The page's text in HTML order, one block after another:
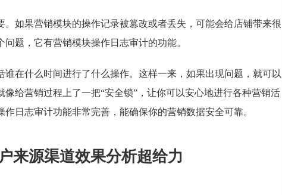
如果营销模块的操作记录被篡改或者丢失，可能会给店铺带来很
题，它有营销模块操作日志审计的功能。
在什么时间进行了什么操作。这样一来，如果出现问题，就可以
给营销过程上了一把“安全锁”，让你可以安心地进行各种营销活
日志审计功能非常完善，能确保你的营销数据安全可靠。
来源渠道效果分析超给力